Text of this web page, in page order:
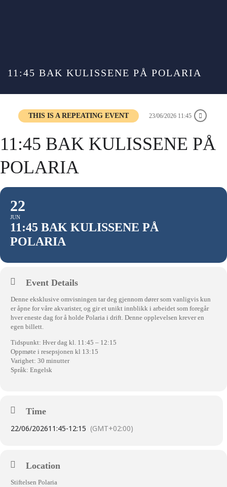
11:45 BAK KULISSENE PÅ POLARIA
THIS IS A REPEATING EVENT 23/06/2026 11:45
11:45 BAK KULISSENE PÅ
POLARIA
22
JUN
11:45 BAK KULISSENE PÅ
POLARIA
Event Details
Denne eksklusive omvisningen tar deg gjennom dører som vanligvis kun
er åpne for våre akvarister, og gir et unikt innblikk i arbeidet som foregår
hver eneste dag for å holde Polaria i drift. Denne opplevelsen krever en
egen billett.
Tidspunkt: Hver dag kl. 11:45 – 12:15
Oppmøte i resepsjonen kl 13:15
Varighet: 30 minutter
Språk: Engelsk
Time
22/06/202611:45-12:15 (GMT+02:00)
Location
Stiftelsen Polaria